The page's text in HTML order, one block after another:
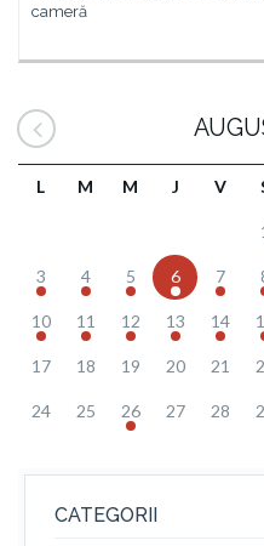
cameră
L M M J V
3 4 5 6 7
10 11 12 13 14
17 18 19 20 21
24 25 26 27 28
CATEGORII